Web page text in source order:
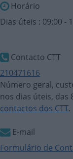
Horário
Dias úteis : 09:00 -
Contacto CTT
210471616
Número geral,
nos dias úteis, das
contactos dos CTT.
E-mail
Formulário de